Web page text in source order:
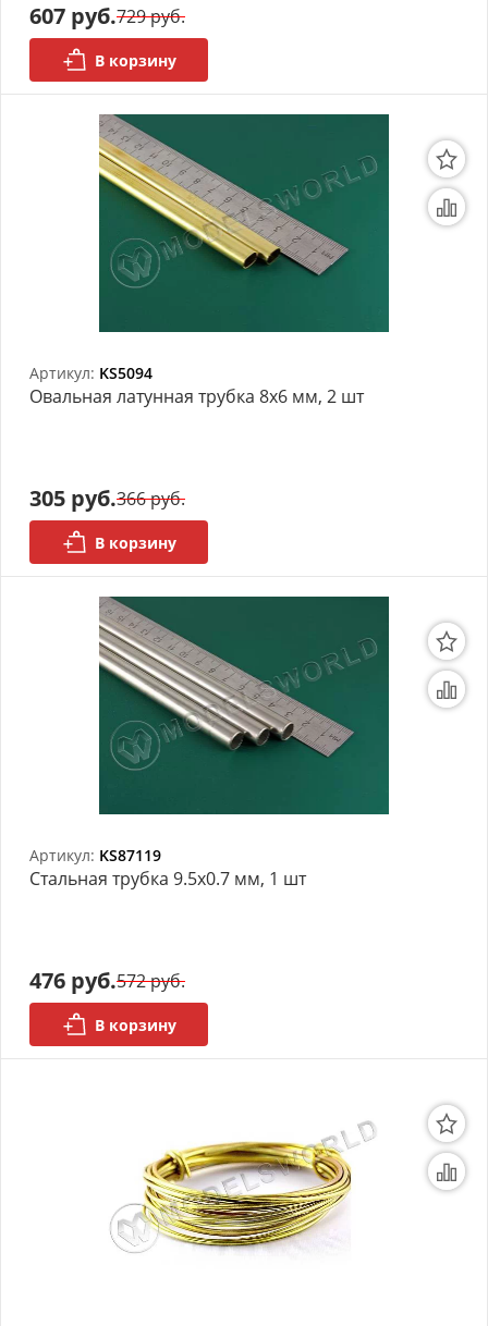
607 руб.729 руб.
В корзину
Артикул: KS5094
Овальная латунная трубка 8х6 мм, 2 шт
305 руб.366 руб.
В корзину
Артикул: KS87119
Стальная трубка 9.5х0.7 мм, 1 шт
476 руб.572 руб.
В корзину